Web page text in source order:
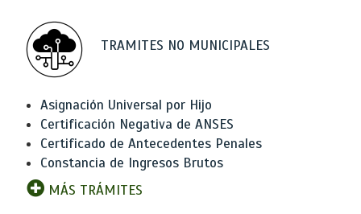
TRAMITES NO MUNICIPALES
Asignación Universal por Hijo
Certificación Negativa de ANSES
Certificado de Antecedentes Penales
Constancia de Ingresos Brutos
MÁS TRÁMITES